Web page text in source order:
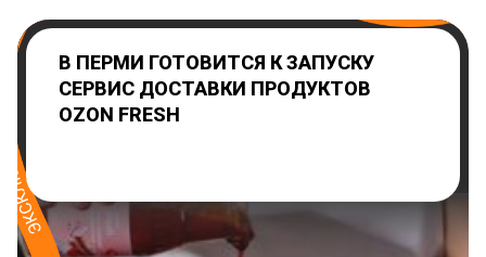
В ПЕРМИ ГОТОВИТСЯ К ЗАПУСКУ
СЕРВИС ДОСТАВКИ ПРОДУКТОВ
OZON FRESH